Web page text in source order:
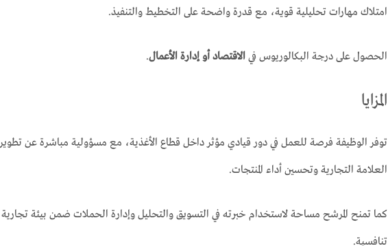
امتلاك مهارات تحليلية قوية، مع قدرة واضحة على التخطيط والتنفيذ.
الحصول على درجة البكالوريوس في الاقتصاد أو إدارة الأعمال.
المزايا
توفر الوظيفة فرصة للعمل في دور قيادي مؤثر داخل قطاع الأغذية، مع مسؤولية مباشرة عن تطوير
العلامة التجارية وتحسين أداء المنتجات.
كما تمنح المرشح مساحة لاستخدام خبرته في التسويق والتحليل وإدارة الحملات ضمن بيئة تجارية
تنافسية.